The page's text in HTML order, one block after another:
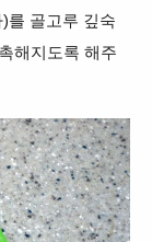
를 골고루 깊숙
해지도록 해주